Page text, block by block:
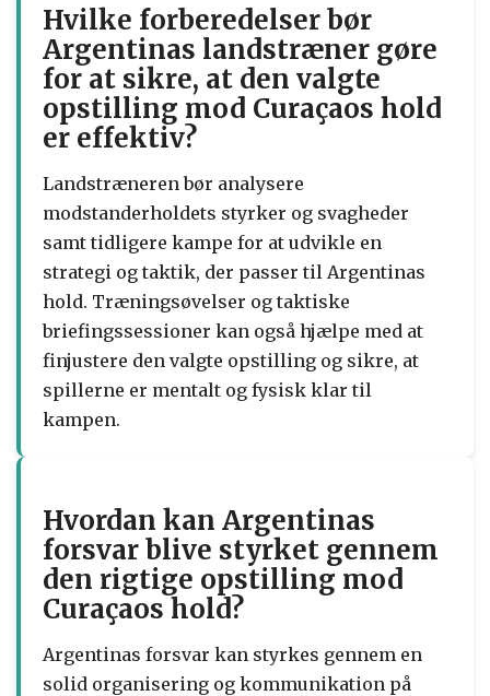
Hvilke forberedelser bør
Argentinas landstræner gøre
for at sikre, at den valgte
opstilling mod Curaçaos hold
er effektiv?
Landstræneren bør analysere
modstanderholdets styrker og svagheder
samt tidligere kampe for at udvikle en
strategi og taktik, der passer til Argentinas
hold. Træningsøvelser og taktiske
briefingssessioner kan også hjælpe med at
finjustere den valgte opstilling og sikre, at
spillerne er mentalt og fysisk klar til
kampen.
Hvordan kan Argentinas
forsvar blive styrket gennem
den rigtige opstilling mod
Curaçaos hold?
Argentinas forsvar kan styrkes gennem en
solid organisering og kommunikation på